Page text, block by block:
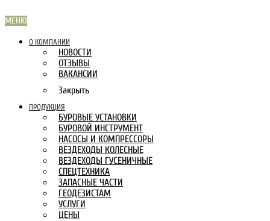
МЕНЮ
О КОМПАНИИ
НОВОСТИ
ОТЗЫВЫ
ВАКАНСИИ
Закрыть
ПРОДУКЦИЯ
БУРОВЫЕ УСТАНОВКИ
БУРОВОЙ ИНСТРУМЕНТ
НАСОСЫ И КОМПРЕССОРЫ
ВЕЗДЕХОДЫ КОЛЕСНЫЕ
ВЕЗДЕХОДЫ ГУСЕНИЧНЫЕ
СПЕЦТЕХНИКА
ЗАПАСНЫЕ ЧАСТИ
ГЕОДЕЗИСТАМ
УСЛУГИ
ЦЕНЫ